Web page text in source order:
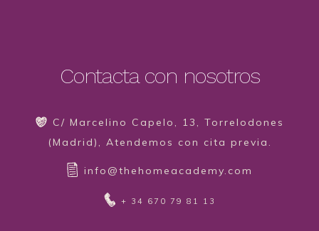
Contacta con nosotros
C/ Marcelino Capelo, 13, Torrelodones
(Madrid), Atendemos con cita previa.
info@thehomeacademy.com
+ 34 670 79 81 13